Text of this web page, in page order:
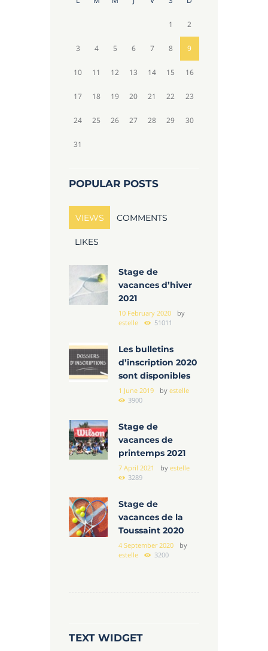
1 2
3 4 5 6 7 8 9
10 11 12 13 14 15 16
17 18 19 20 21 22 23
24 25 26 27 28 29 30
31
POPULAR POSTS
VIEWS COMMENTS
LIKES
Stage de
vacances d’hiver
2021
10 February 2020
by
estelle
51011
Les bulletins
d’inscription 2020
sont disponibles
1 June 2019 byestelle
3900
Stage de
vacances de
printemps 2021
7 April 2021 byestelle
3289
Stage de
vacances de la
Toussaint 2020
4 September 2020
by
estelle
3200
TEXT WIDGET